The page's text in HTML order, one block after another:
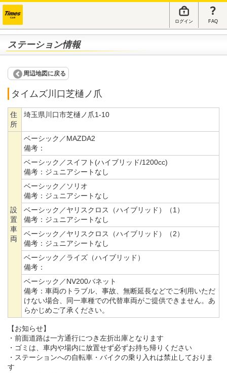
ログイン FAQ
ステーション情報
周辺地図に戻る
タイムズ川口芝樋ノ爪
住
所
埼玉県川口市芝樋ノ爪1-10
設
置
車
両
ベーシック／MAZDA2
備考：
ベーシック／スイフト(ハイブリッド/1200cc)
備考： ジュニアシートなし
ベーシック／ソリオ
備考： ジュニアシートなし
ベーシック／ヤリスクロス（ハイブリッド）（1）
備考： ジュニアシートなし
ベーシック／ヤリスクロス（ハイブリッド）（2）
備考： ジュニアシートなし
ベーシック／ライズ（ハイブリッド）
備考：
ベーシック／NV200バネット
備考： 車両のトラブル、事故、無断延長などでご利用いただ
けない場合、同一車種での代替車両がご提供できません。あ
らかじめご了承ください。
【お知らせ】
・前面道路は一方通行につき左折出庫となります
・ゴミは、車内や場内に放置せず必ずお持ち帰りください
・ステーションへの自転車・バイクの乗り入れは禁止しておりま
す